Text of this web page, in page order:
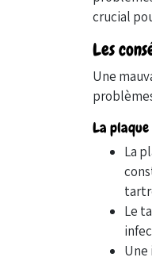
crucial
Les
Une
La
La
Le